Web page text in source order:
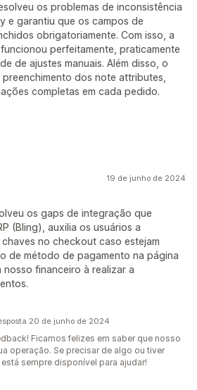
os problemas de inconsistência
e garantiu que os campos de
obrigatoriamente. Com isso, a
perfeitamente, praticamente
de ajustes manuais. Além disso, o
dos note attributes,
completas em cada pedido.
19 de junho de 2024
os gaps de integração que
(Bling), auxilia os usuários a
no checkout caso estejam
de método de pagamento na página
financeiro à realizar a
20 de junho de 2024
Ficamos felizes em saber que nosso
operação. Se precisar de algo ou tiver
sempre disponível para ajudar!